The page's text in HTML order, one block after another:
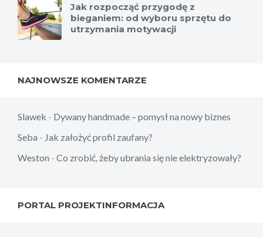
Jak rozpocząć przygodę z
bieganiem: od wyboru sprzętu do
utrzymania motywacji
NAJNOWSZE KOMENTARZE
Slawek - Dywany handmade – pomysł na nowy biznes
Seba - Jak założyć profil zaufany?
Weston - Co zrobić, żeby ubrania się nie elektryzowały?
PORTAL PROJEKTINFORMACJA